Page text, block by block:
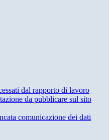
dal rapporto di lavoro
da pubblicare sul sito
comunicazione dei dati